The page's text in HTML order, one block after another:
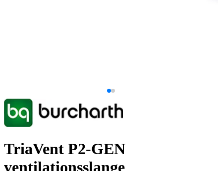
TriaVent P2-GEN
ventilationsslange